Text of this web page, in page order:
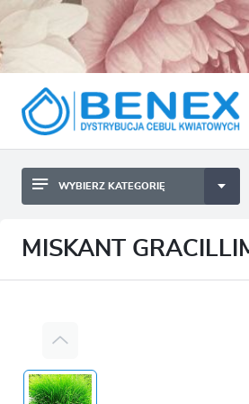
BYLINY SADZONKI BULWY
SADZONKI TRAW OZDOBNYCH
WYBIERZ KATEGORIĘ
CEBULKI I SADZONKI WARZYW
MISKANT